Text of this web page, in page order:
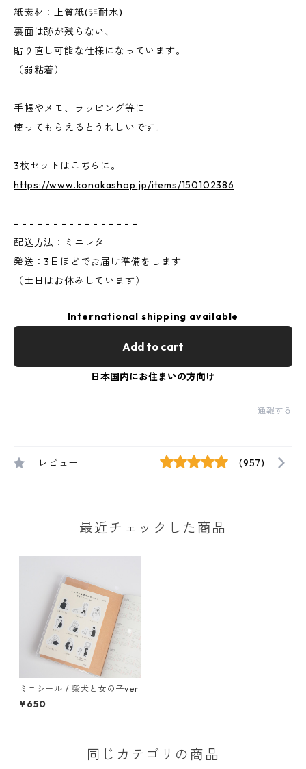
紙素材：上質紙(非耐水)
裏面は跡が残らない、
貼り直し可能な仕様になっています。
（弱粘着）
手帳やメモ、ラッピング等に
使ってもらえるとうれしいです。
3枚セットはこちらに。
https://www.konakashop.jp/items/150102386
- - - - - - - - - - - - - - - -
配送方法：ミニレター
発送：3日ほどでお届け準備をします
（土日はお休みしています）
International shipping available
Add to cart
日本国内にお住まいの方向け
通報する
レビュー (957)
最近チェックした商品
ミニシール / 柴犬と女の子ver
¥650
同じカテゴリの商品